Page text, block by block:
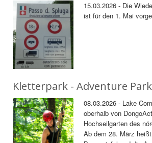
15.03.2026 - Die
ist für den 1. Mai
Kletterpark - Adventure
08.03.2026 - Lake
oberhalb von
Hochseilgarten des
Ab dem 28. März